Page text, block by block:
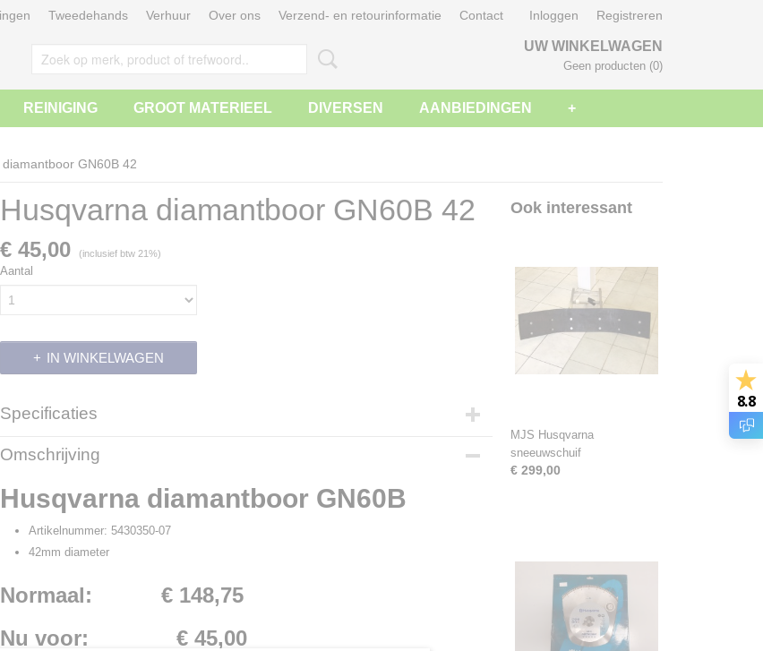
Tweedehands Verhuur Over ons Verzend- en retourinformatie Contact Inloggen Registreren
UW WINKELWAGEN
Geen producten (0)
REINIGING GROOT MATERIEEL DIVERSEN AANBIEDINGEN +
GN60B 42
Husqvarna diamantboor GN60B 42
€ 45,00 (inclusief btw 21%)
Aantal
IN WINKELWAGEN
Specificaties
Productcode
Productcode leverancier
Omschrijving
Husqvarna diamantboor GN60B
Artikelnummer: 5430350-07
42mm diameter
Normaal: € 148,75
Nu voor: € 45,00
Ook interessant
MJS Husqvarna
sneeuwschuif
€ 299,00
8.8